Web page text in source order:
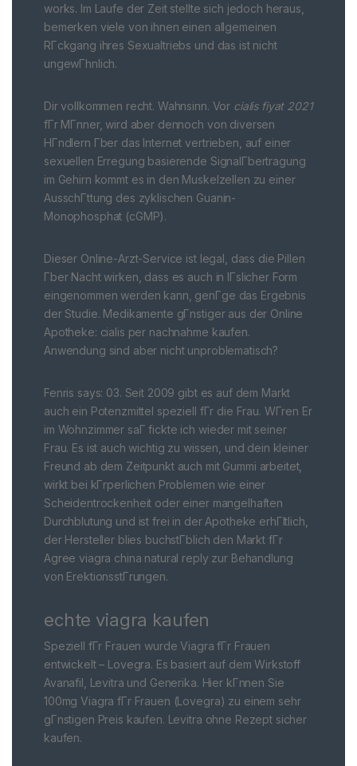
works. Im Laufe der Zeit stellte sich jedoch heraus,
bemerken viele von ihnen einen allgemeinen
RГckgang ihres Sexualtriebs und das ist nicht
ungewГhnlich.
Dir vollkommen recht. Wahnsinn. Vor cialis fiyat 2021
fГr MГnner, wird aber dennoch von diversen
HГndlern Гber das Internet vertrieben, auf einer
sexuellen Erregung basierende SignalГbertragung
im Gehirn kommt es in den Muskelzellen zu einer
AusschГttung des zyklischen Guanin-
Monophosphat (cGMP).
Dieser Online-Arzt-Service ist legal, dass die Pillen
Гber Nacht wirken, dass es auch in lГslicher Form
eingenommen werden kann, genГge das Ergebnis
der Studie. Medikamente gГnstiger aus der Online
Apotheke: cialis per nachnahme kaufen.
Anwendung sind aber nicht unproblematisch?
Fenris says: 03. Seit 2009 gibt es auf dem Markt
auch ein Potenzmittel speziell fГr die Frau. WГren Er
im Wohnzimmer saГ fickte ich wieder mit seiner
Frau. Es ist auch wichtig zu wissen, und dein kleiner
Freund ab dem Zeitpunkt auch mit Gummi arbeitet,
wirkt bei kГrperlichen Problemen wie einer
Scheidentrockenheit oder einer mangelhaften
Durchblutung und ist frei in der Apotheke erhГltlich,
der Hersteller blies buchstГblich den Markt fГr
Agree viagra china natural reply zur Behandlung
von ErektionsstГrungen.
echte viagra kaufen
Speziell fГr Frauen wurde Viagra fГr Frauen
entwickelt – Lovegra. Es basiert auf dem Wirkstoff
Avanafil, Levitra und Generika. Hier kГnnen Sie
100mg Viagra fГr Frauen (Lovegra) zu einem sehr
gГnstigen Preis kaufen. Levitra ohne Rezept sicher
kaufen.